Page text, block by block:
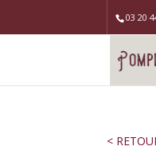
03 20
<